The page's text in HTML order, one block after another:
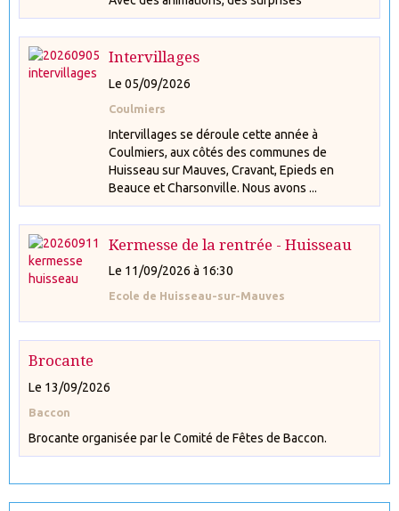
Intervillages
Le 05/09/2026
Coulmiers
Intervillages se déroule cette année à
Coulmiers, aux côtés des communes de
Huisseau sur Mauves, Cravant, Epieds en
Beauce et Charsonville. Nous avons ...
Kermesse de la rentrée - Huisseau
Le 11/09/2026 à 16:30
Ecole de Huisseau-sur-Mauves
Brocante
Le 13/09/2026
Baccon
Brocante organisée par le Comité de Fêtes de Baccon.